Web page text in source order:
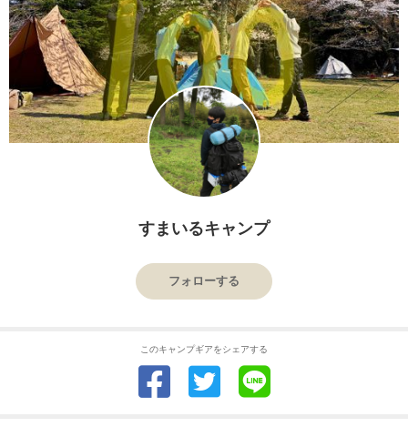
すまいるキャンプ
フォローする
このキャンプギアをシェアする